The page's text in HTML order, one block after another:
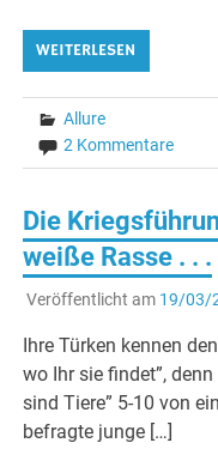
WEITERLESEN
Allure
2 Kommentare
Die
weiße Rasse . . .
Veröffentlicht am 19/03/
Ihre Türken kennen
wo Ihr sie findet”,
sind Tiere” 5-10 von
befragte junge […]